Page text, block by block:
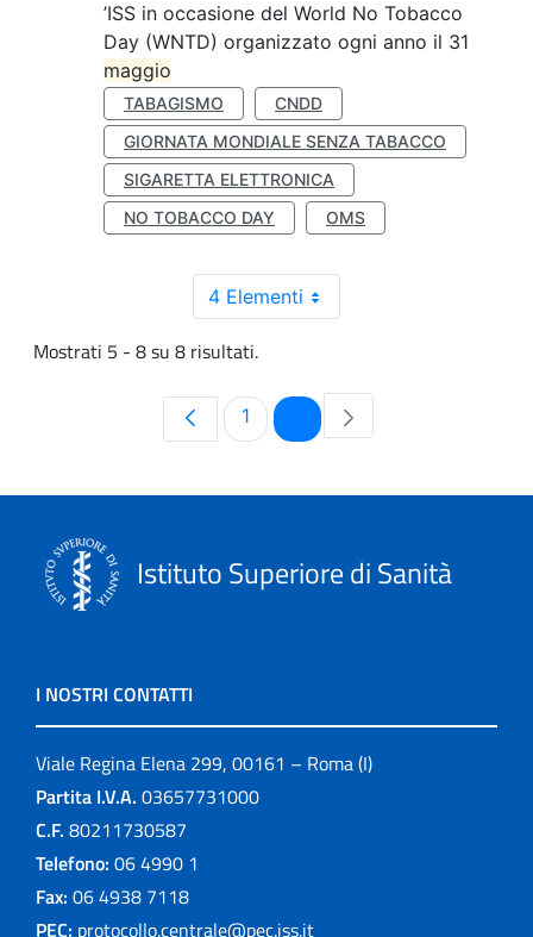
’ISS in occasione del World No Tobacco
Day (WNTD) organizzato ogni anno il 31
maggio
TABAGISMO
CNDD
GIORNATA MONDIALE SENZA TABACCO
SIGARETTA ELETTRONICA
NO TOBACCO DAY
OMS
4 Elementi
Mostrati 5 - 8 su 8 risultati.
Pagina
1 Pagina
Istituto Superiore di Sanità
I NOSTRI CONTATTI
Viale Regina Elena 299, 00161 – Roma (I)
Partita I.V.A. 03657731000
C.F. 80211730587
Telefono: 06 4990 1
Fax: 06 4938 7118
PEC: protocollo.centrale@pec.iss.it